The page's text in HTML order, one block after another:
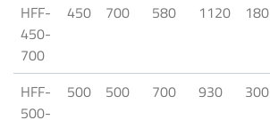
HFF-
450-
700
450 700 580 1120 180
HFF-
500-
500 500 700 930 300